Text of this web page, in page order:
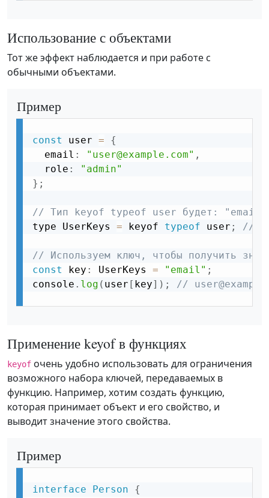
Использование с объектами
Тот же эффект наблюдается и при работе с
обычными объектами.
Пример
const user =
{
  email
: "user@example.com" ,
  role
:
"admin"
} ;
// Тип keyof typeof user будет:
type UserKeys = keyof typeof user ; //
// Используем ключ, чтобы получить
const
key : UserKeys = "email" ;
console . log ( user [ key] ) ; //
Применение keyof в функциях
keyof очень удобно использовать для ограничения
возможного набора ключей, передаваемых в
функцию. Например, хотим создать функцию,
которая принимает объект и его свойство, и
выводит значение этого свойства.
Пример
interface Person {